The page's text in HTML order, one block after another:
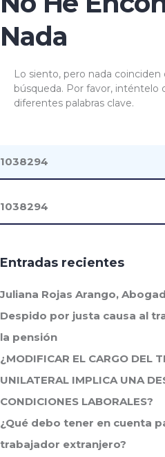
Nada
Lo siento, pero nada
búsqueda. Por favor, inténtelo
diferentes palabras clave.
Entradas recientes
Juliana Rojas Arango,
Despido por justa causa al
la pensión
¿MODIFICAR EL CARGO DEL
UNILATERAL IMPLICA UNA
CONDICIONES LABORALES?
¿Qué debo tener en cuenta
trabajador extranjero?